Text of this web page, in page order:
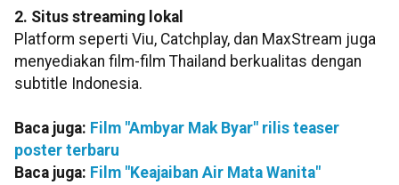
2. Situs streaming lokal
Platform seperti Viu, Catchplay, dan MaxStream juga
menyediakan film-film Thailand berkualitas dengan
subtitle Indonesia.
Baca juga: Film "Ambyar Mak Byar" rilis teaser
poster terbaru
Baca juga: Film "Keajaiban Air Mata Wanita"